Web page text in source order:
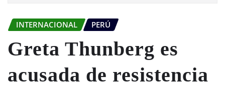
INTERNACIONAL PERÚ
Greta Thunberg es
acusada de resistencia